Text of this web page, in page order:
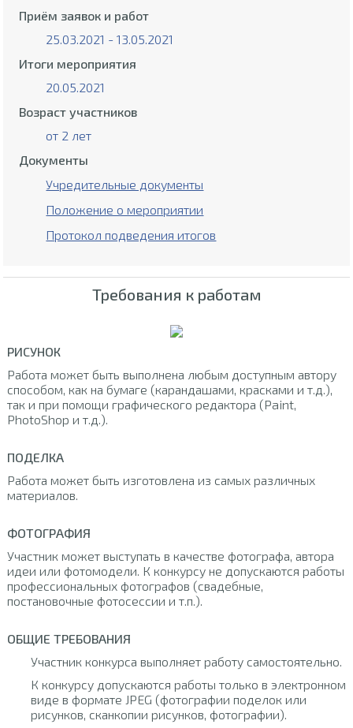
Приём заявок и работ
25.03.2021 - 13.05.2021
Итоги мероприятия
20.05.2021
Возраст участников
от 2 лет
Документы
Учредительные документы
Положение о мероприятии
Протокол подведения итогов
Требования к работам
РИСУНОК
Работа может быть выполнена любым доступным автору
способом, как на бумаге (карандашами, красками и т.д.),
так и при помощи графического редактора (Paint,
PhotoShop и т.д.).
ПОДЕЛКА
Работа может быть изготовлена из самых различных
материалов.
ФОТОГРАФИЯ
Участник может выступать в качестве фотографа, автора
идеи или фотомодели. К конкурсу не допускаются работы
профессиональных фотографов (свадебные,
постановочные фотосессии и т.п.).
ОБЩИЕ ТРЕБОВАНИЯ
Участник конкурса выполняет работу самостоятельно.
К конкурсу допускаются работы только в электронном
виде в формате JPEG (фотографии поделок или
рисунков, сканкопии рисунков, фотографии).